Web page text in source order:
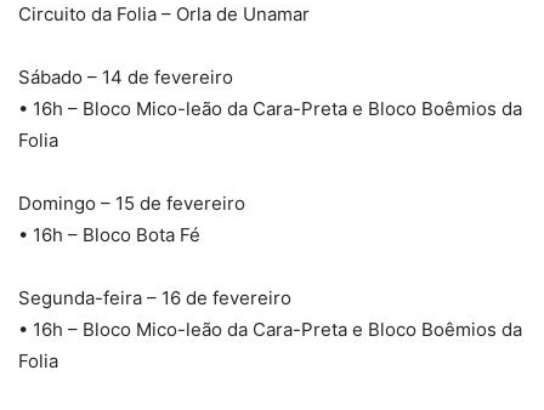
Circuito da Folia – Orla de Unamar
Sábado – 14 de fevereiro
• 16h – Bloco Mico-leão da Cara-Preta e Bloco Boêmios da
Folia
Domingo – 15 de fevereiro
• 16h – Bloco Bota Fé
Segunda-feira – 16 de fevereiro
• 16h – Bloco Mico-leão da Cara-Preta e Bloco Boêmios da
Folia